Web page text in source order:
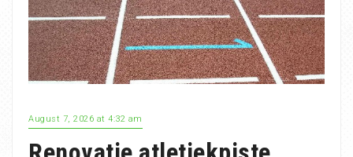
August 7, 2026 at 4:32 am